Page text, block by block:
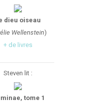
dieu oiseau
Wellenstein)
+ de livres
Steven lit :
tome 1